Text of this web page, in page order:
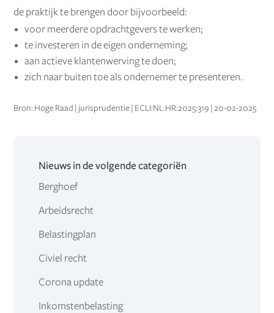
de praktijk te brengen door bijvoorbeeld:
voor meerdere opdrachtgevers te werken;
te investeren in de eigen onderneming;
aan actieve klantenwerving te doen;
zich naar buiten toe als ondernemer te presenteren.
Bron: Hoge Raad | jurisprudentie | ECLI:NL:HR:2025:319 | 20-02-2025
Nieuws in de volgende categoriën
Berghoef
Arbeidsrecht
Belastingplan
Civiel recht
Corona update
Inkomstenbelasting